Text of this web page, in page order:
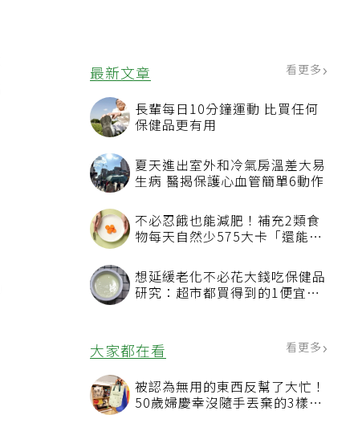
最新文章 看更多
長輩每日10分鐘運動 比買任何
保健品更有用
夏天進出室外和冷氣房溫差大易
生病 醫揭保護心血管簡單6動作
不必忍餓也能減肥！補充2類食
物每天自然少575大卡「還能吃
想延緩老化不必花大錢吃保健品
研究：超市都買得到的1便宜食
大家都在看
被認為無用的東西反幫了大忙！
50歲婦慶幸沒隨手丟棄的3樣物